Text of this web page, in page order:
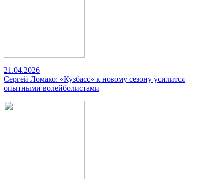
21.04.2026
Сергей Ломако: «Кузбасс» к новому сезону усилится
опытными волейболистами